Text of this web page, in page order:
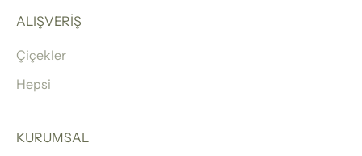
ALIŞVERİŞ
Çiçekler
Hepsi
KURUMSAL